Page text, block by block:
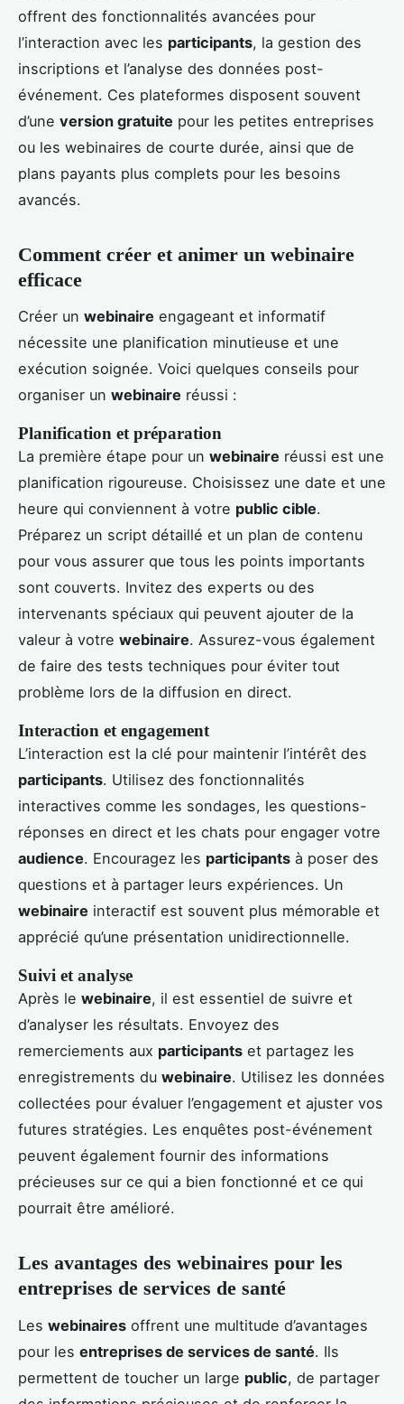
offrent des fonctionnalités avancées pour
l’interaction avec les participants, la gestion des
inscriptions et l’analyse des données post-
événement. Ces plateformes disposent souvent
d’une version gratuite pour les petites entreprises
ou les webinaires de courte durée, ainsi que de
plans payants plus complets pour les besoins
avancés.
Comment créer et animer un webinaire
efficace
Créer un webinaire engageant et informatif
nécessite une planification minutieuse et une
exécution soignée. Voici quelques conseils pour
organiser un webinaire réussi :
Planification et préparation
La première étape pour un webinaire réussi est une
planification rigoureuse. Choisissez une date et une
heure qui conviennent à votre public cible.
Préparez un script détaillé et un plan de contenu
pour vous assurer que tous les points importants
sont couverts. Invitez des experts ou des
intervenants spéciaux qui peuvent ajouter de la
valeur à votre webinaire. Assurez-vous également
de faire des tests techniques pour éviter tout
problème lors de la diffusion en direct.
Interaction et engagement
L’interaction est la clé pour maintenir l’intérêt des
participants. Utilisez des fonctionnalités
interactives comme les sondages, les questions-
réponses en direct et les chats pour engager votre
audience. Encouragez les participants à poser des
questions et à partager leurs expériences. Un
webinaire interactif est souvent plus mémorable et
apprécié qu’une présentation unidirectionnelle.
Suivi et analyse
Après le webinaire, il est essentiel de suivre et
d’analyser les résultats. Envoyez des
remerciements aux participants et partagez les
enregistrements du webinaire. Utilisez les données
collectées pour évaluer l’engagement et ajuster vos
futures stratégies. Les enquêtes post-événement
peuvent également fournir des informations
précieuses sur ce qui a bien fonctionné et ce qui
pourrait être amélioré.
Les avantages des webinaires pour les
entreprises de services de santé
Les webinaires offrent une multitude d’avantages
pour les entreprises de services de santé. Ils
permettent de toucher un large public, de partager